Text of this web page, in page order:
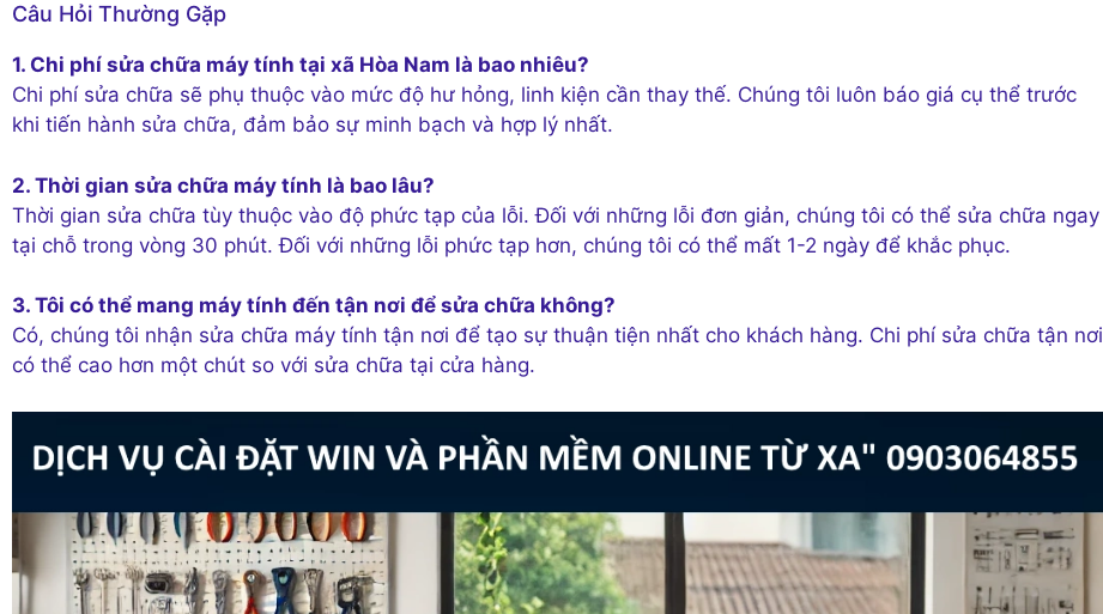
Câu Hỏi Thường Gặp
1. Chi phí sửa chữa máy tính tại xã Hòa Nam là bao nhiêu?
Chi phí sửa chữa sẽ phụ thuộc vào mức độ hư hỏng, linh kiện cần thay thế. Chúng tôi luôn báo giá cụ thể trước
khi tiến hành sửa chữa, đảm bảo sự minh bạch và hợp lý nhất.
2. Thời gian sửa chữa máy tính là bao lâu?
Thời gian sửa chữa tùy thuộc vào độ phức tạp của lỗi. Đối với những lỗi đơn giản, chúng tôi có thể sửa chữa ngay
tại chỗ trong vòng 30 phút. Đối với những lỗi phức tạp hơn, chúng tôi có thể mất 1-2 ngày để khắc phục.
3. Tôi có thể mang máy tính đến tận nơi để sửa chữa không?
Có, chúng tôi nhận sửa chữa máy tính tận nơi để tạo sự thuận tiện nhất cho khách hàng. Chi phí sửa chữa tận nơi
có thể cao hơn một chút so với sửa chữa tại cửa hàng.